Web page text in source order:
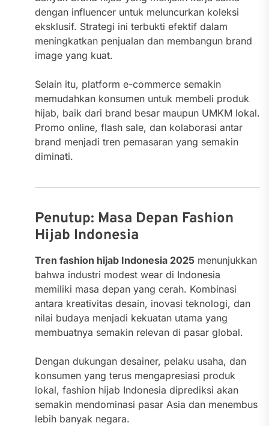
dengan influencer untuk meluncurkan koleksi
eksklusif. Strategi ini terbukti efektif dalam
meningkatkan penjualan dan membangun brand
image yang kuat.
Selain itu, platform e-commerce semakin
memudahkan konsumen untuk membeli produk
hijab, baik dari brand besar maupun UMKM lokal.
Promo online, flash sale, dan kolaborasi antar
brand menjadi tren pemasaran yang semakin
diminati.
Penutup: Masa Depan Fashion
Hijab Indonesia
Tren fashion hijab Indonesia 2025menunjukkan
bahwa industri modest wear di Indonesia
memiliki masa depan yang cerah. Kombinasi
antara kreativitas desain, inovasi teknologi, dan
nilai budaya menjadi kekuatan utama yang
membuatnya semakin relevan di pasar global.
Dengan dukungan desainer, pelaku usaha, dan
konsumen yang terus mengapresiasi produk
lokal, fashion hijab Indonesia diprediksi akan
semakin mendominasi pasar Asia dan menembus
lebih banyak negara.